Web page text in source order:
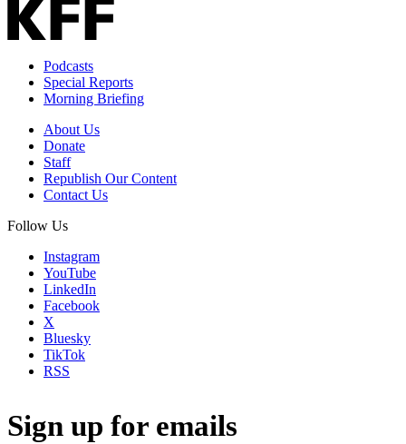
Podcasts
Special Reports
Morning Briefing
About Us
Donate
Staff
Republish Our Content
Contact Us
Follow Us
Instagram
YouTube
LinkedIn
Facebook
X
Bluesky
TikTok
RSS
Sign up for emails